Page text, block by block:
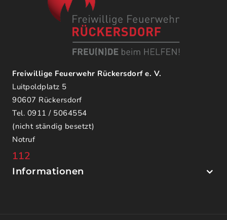
Freiwillige Feuerwehr Rückersdorf e. V.
Luitpoldplatz 5
90607 Rückersdorf
Tel. 0911 / 5064554
(nicht ständig besetzt)
Notruf
112
Informationen